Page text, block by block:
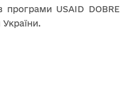
програми USAID DOBRE